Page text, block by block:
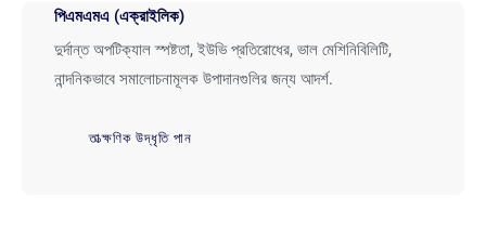
পিএমএমএ (এক্রাইলিক)
দুর্দান্ত অপটিক্যাল স্পষ্টতা, ইউভি প্রতিরোধের, ভাল মেশিনিবিলিটি,
নান্দনিকভাবে সমালোচনামূলক উপাদানগুলির জন্য আদর্শ.
তাত্ক্ষণিক উদ্ধৃতি পান